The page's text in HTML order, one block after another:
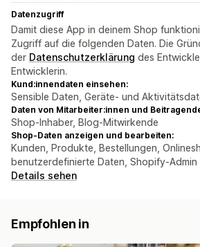
Datenzugriff
Damit diese App in deinem Shop
Zugriff auf die folgenden Daten. Die
der Datenschutzerklärung des
Entwicklerin.
Kund:innendaten einsehen:
Sensible Daten, Geräte- und
Daten von Mitarbeiter:innen und
Shop-Inhaber, Blog-Mitwirkende
Shop-Daten anzeigen und bearbeiten:
Kunden, Produkte, Bestellungen,
benutzerdefinierte Daten, Shopify-Admin
Details sehen
Empfohlen in